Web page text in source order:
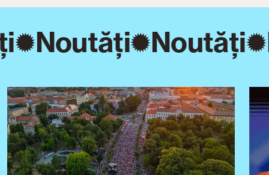
Noutăți Noutăți